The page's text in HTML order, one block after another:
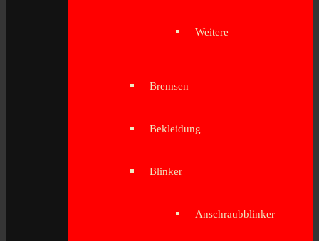
Weitere
Bremsen
Bekleidung
Blinker
Anschraubblinker